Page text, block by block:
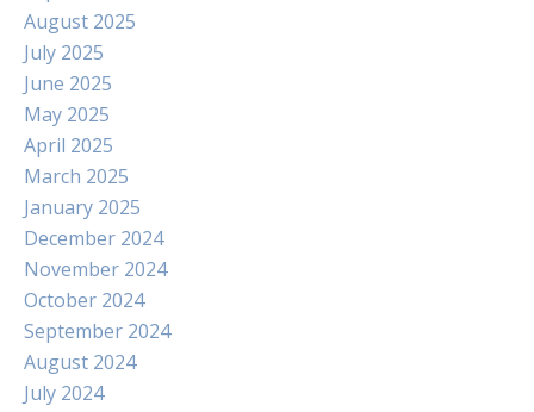
August 2025
July 2025
June 2025
May 2025
April 2025
March 2025
January 2025
December 2024
November 2024
October 2024
September 2024
August 2024
July 2024